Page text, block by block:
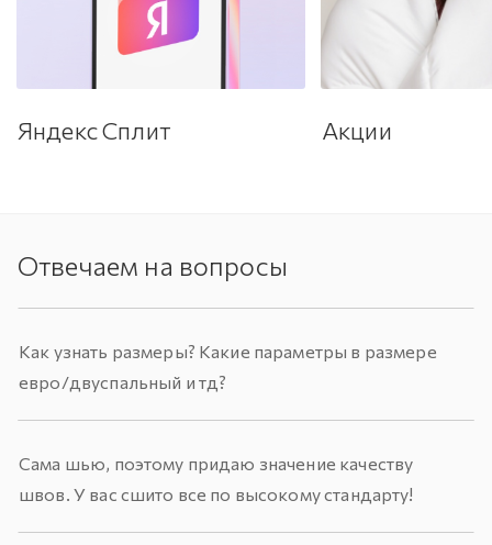
Яндекс Сплит Акции
Отвечаем на вопросы
Как узнать размеры? Какие параметры в размере
евро/двуспальный и тд?
Сама шью, поэтому придаю значение качеству
швов. У вас сшито все по высокому стандарту!